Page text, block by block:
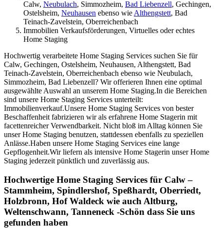
Calw, Neubulach, Simmozheim, Bad Liebenzell, Gechingen,
Ostelsheim, Neuhausen ebenso wie Althengstett, Bad
Teinach-Zavelstein, Oberreichenbach
Immobilien Verkaufsförderungen, Virtuelles oder echtes
Home Staging
Hochwertig verarbeitete Home Staging Services suchen Sie für
Calw, Gechingen, Ostelsheim, Neuhausen, Althengstett, Bad
Teinach-Zavelstein, Oberreichenbach ebenso wie Neubulach,
Simmozheim, Bad Liebenzell? Wir offerieren Ihnen eine optimal
ausgewählte Auswahl an unserem Home Staging.In die Bereichen
sind unsere Home Staging Services unterteilt:
Immobilienverkauf.Unsere Home Staging Services von bester
Beschaffenheit fabrizieren wir als erfahrene Home Stagerin mit
facettenreicher Verwendbarkeit. Nicht bloß im Alltag können Sie
unser Home Staging benutzen, stattdessen ebenfalls zu speziellen
Anlässe.Haben unsere Home Staging Services eine lange
Gepflogenheit.Wir liefern als intensive Home Stagerin unser Home
Staging jederzeit pünktlich und zuverlässig aus.
Hochwertige Home Staging Services für Calw –
Stammheim, Spindlershof, Speßhardt, Oberriedt,
Holzbronn, Hof Waldeck wie auch Altburg,
Weltenschwann, Tanneneck -Schön dass Sie uns
gefunden haben